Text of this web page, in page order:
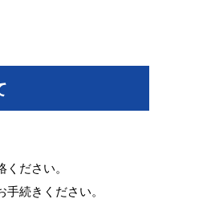
ください。
手続きください。